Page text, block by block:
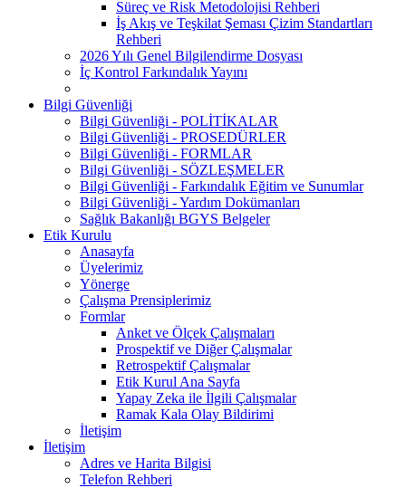
Süreç ve Risk Metodolojisi Rehberi
İş Akış ve Teşkilat Şeması Çizim Standartları
Rehberi
2026 Yılı Genel Bilgilendirme Dosyası
İç Kontrol Farkındalık Yayını
Bilgi Güvenliği
Bilgi Güvenliği - POLİTİKALAR
Bilgi Güvenliği - PROSEDÜRLER
Bilgi Güvenliği - FORMLAR
Bilgi Güvenliği - SÖZLEŞMELER
Bilgi Güvenliği - Farkındalık Eğitim ve Sunumlar
Bilgi Güvenliği - Yardım Dokümanları
Sağlık Bakanlığı BGYS Belgeler
Etik Kurulu
Anasayfa
Üyelerimiz
Yönerge
Çalışma Prensiplerimiz
Formlar
Anket ve Ölçek Çalışmaları
Prospektif ve Diğer Çalışmalar
Retrospektif Çalışmalar
Etik Kurul Ana Sayfa
Yapay Zeka ile İlgili Çalışmalar
Ramak Kala Olay Bildirimi
İletişim
İletişim
Adres ve Harita Bilgisi
Telefon Rehberi